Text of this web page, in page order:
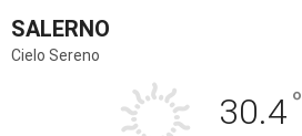
SALERNO
Cielo Sereno
30.4°